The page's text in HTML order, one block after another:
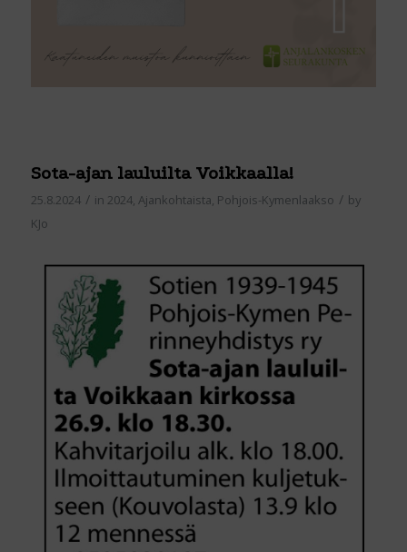
Sota-ajan lauluilta Voikkaalla!
25.8.2024 / in 2024, Ajankohtaista, Pohjois-Kymenlaakso / by
KJo